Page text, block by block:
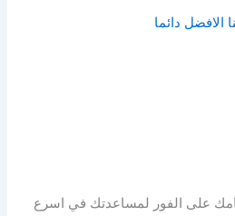
الافضل دائما
على الفور لمساعدتك في اسرع